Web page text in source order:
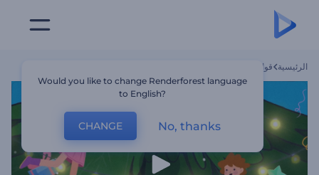
الرئيسية قوالب
Would you like to change Renderforest language
to English?
CHANGE No, thanks